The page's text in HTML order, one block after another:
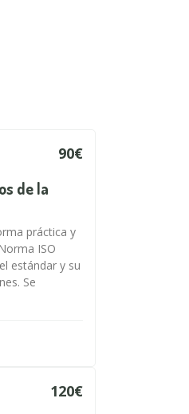
90€
de la
práctica y
ISO
estándar y su
Se
120€